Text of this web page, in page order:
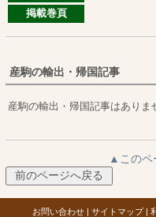
掲載巻頁
産駒の輸出・帰国記事
産駒の輸出・帰国記事はありま
▲このペ
お問い合わせ | サイトマップ|